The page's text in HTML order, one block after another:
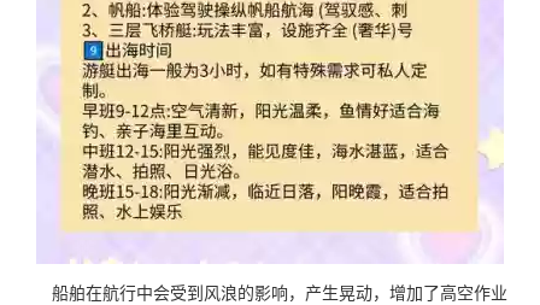
船舶在航行中会受到风浪的影响，产生晃动，增加了高空作业